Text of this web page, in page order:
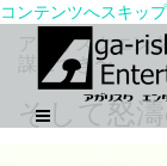
コンテンツへスキップ
アガリスクエン
謀につき〜
そして怒